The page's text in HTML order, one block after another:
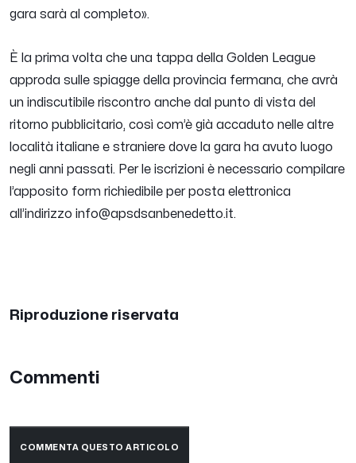
gara sarà al completo».
È la prima volta che una tappa della Golden League
approda sulle spiagge della provincia fermana, che avrà
un indiscutibile riscontro anche dal punto di vista del
ritorno pubblicitario, così com’è già accaduto nelle altre
località italiane e straniere dove la gara ha avuto luogo
negli anni passati. Per le iscrizioni è necessario compilare
l’apposito form richiedibile per posta elettronica
all’indirizzo info@apsdsanbenedetto.it.
Riproduzione riservata
Commenti
COMMENTA QUESTO ARTICOLO